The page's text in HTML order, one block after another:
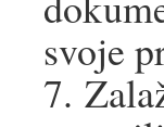
svoje
7.